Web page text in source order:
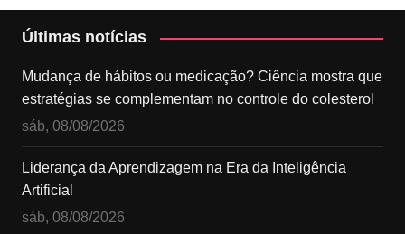
Últimas notícias
Mudança de hábitos ou medicação? Ciência mostra que
estratégias se complementam no controle do colesterol
sáb, 08/08/2026
Liderança da Aprendizagem na Era da Inteligência
Artificial
sáb, 08/08/2026